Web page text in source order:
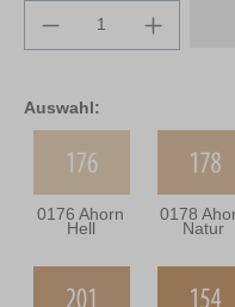
Auswahl:
0176 Ahorn
Hell
0178
Natur
Produkt Anzahl: